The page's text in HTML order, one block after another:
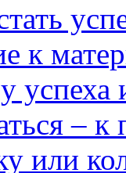
к
успеха
– к
или